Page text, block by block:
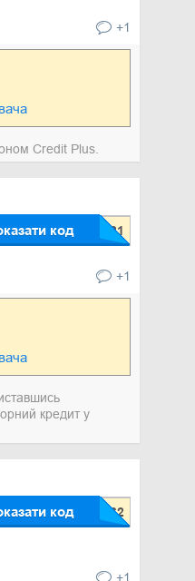
+1
Credit Plus.
код
+1
кредит у
код
+1